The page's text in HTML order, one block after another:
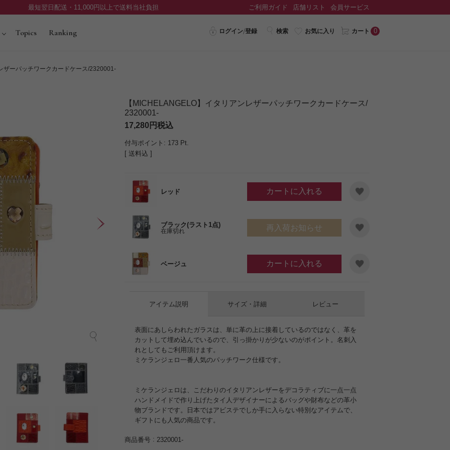
最短翌日配送・11,000円以上で送料当社負担 ご利用ガイド 店舗リスト 会員サービス
Topics Ranking ログイン/登録 検索 お気に入り カート 0
ーパッチワークカードケース/2320001-
【MICHELANGELO】イタリアンレザーパッチワークカードケース/
2320001-
17,280
税込
付与ポイント: 173 Pt.
送料込
レッド カートに入れる
ブラック(ラスト1点)
在庫切れ 再入荷お知らせ
ベージュ カートに入れる
アイテム説明
表面にあしらわれたガラスは、単に革の上に接着しているのではなく、革を
カットして埋め込んでいるので、引っ掛かりが少ないのがポイント。名刺入
れとしてもご利用頂けます。
ミケランジェロ一番人気のパッチワーク仕様です。
ミケランジェロは、こだわりのイタリアンレザーをデコラティブに一点一点
ハンドメイドで作り上げたタイ人デザイナーによるバッグや財布などの革小
物ブランドです。日本ではアビステでしか手に入らない特別なアイテムで、
ギフトにも人気の商品です。
サイズ・詳細 レビュー
商品番号 2320001-